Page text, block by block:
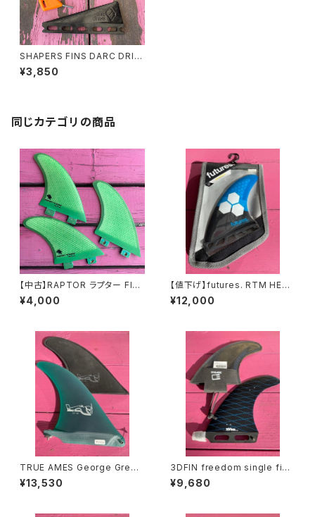
SHAPERS FINS DARC DRIV
E FUTURES. シェーパーズ
スタビライザーフィン
¥3,850
同じカテゴリの商品
【中古】RAPTOR ラプター FIN
# RCIF UL FIBERGLASS FIN
¥4,000
【値下げ】futures. RTM HEX
AM1（フューチャーズ ヘクセル
トライフィン AM1モデル ミデ
¥12,000
TRUE AMES George Green
ough design FIBER GLASS
7.0" 4A（ジョージグリーノ フ
¥13,530
3DFIN freedom single fin
6.25"（スリーディー シングル
フィン 6.25インチ）
¥9,680